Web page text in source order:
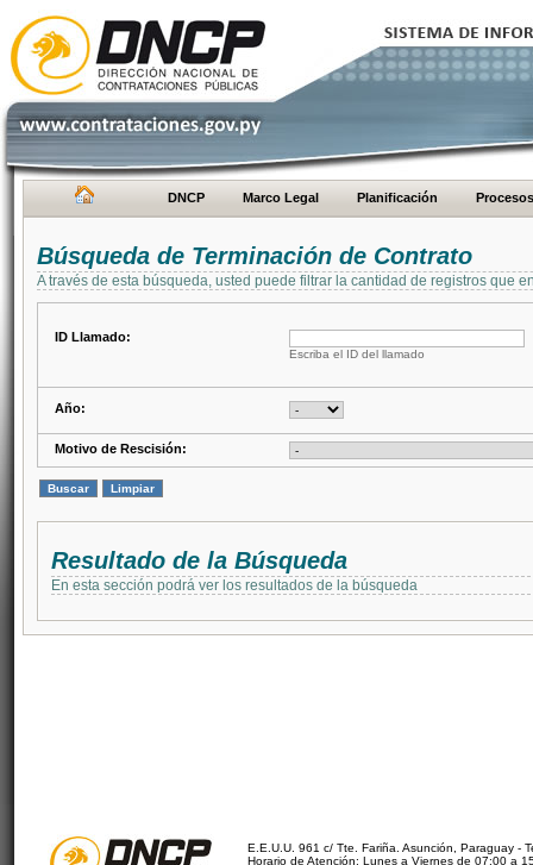
DNCP Marco Legal Planificación Procesos
Búsqueda de Terminación de Contrato
A través de esta búsqueda, usted puede filtrar la cantidad de registros que
ID Llamado:
Escriba el ID del llamado
Año:
Motivo de Rescisión:
Resultado de la Búsqueda
En esta sección podrá ver los resultados de la búsqueda
E.E.U.U. 961 c/ Tte. Fariña. Asunción, Paraguay -
Horario de Atención: Lunes a Viernes de 07:00 a